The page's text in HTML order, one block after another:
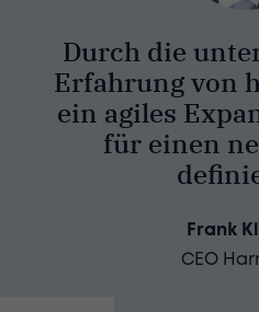
Durch die
Erfahrung von
ein agiles
für einen
Frank
CEO